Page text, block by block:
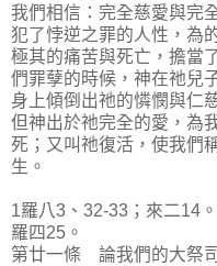
我們相信：完全慈愛與完
犯了悖逆之罪的人性，為
極其的痛苦與死亡，擔當
們罪孽的時候，神在祂兒
身上傾倒出祂的憐憫與仁
但神出於祂完全的愛，為
死；又叫祂復活，使我們
生。
1羅八3、32-33；來二14
羅四25。
第廿一條 論我們的大祭